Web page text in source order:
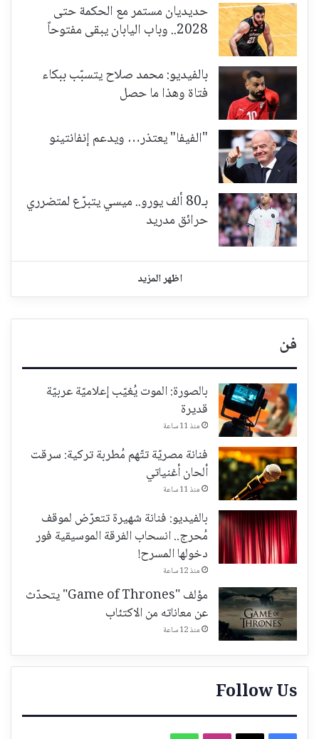
حديديان مستمر مع الحكمة حتى
2028.. وباب اليابان يبقى مفتوحاً
بالفيديو: محمد صلاح يتسبّب ببكاء
فتاة وهذا ما حصل
"الفيفا" يعتذر… ويدعم إنفانتينو
بـ80 ألف يورو.. ميسي يتبرّع لمتضرري
حرائق مدريد
اظهر المزيد
فن
بالصورة: الموت يُغيّب إعلاميّة عربيّة
قديرة
منذ 11 ساعة
فنانة مصريّة تتّهم مُطربة تركية: سرقت
ألحان أغنياتي
منذ 11 ساعة
بالفيديو: فنانة شهيرة تتعرّض لموقف
مُحرج.. انسحاب الفرقة الموسيقية فور
دخولها المسرح!
منذ 12 ساعة
مؤلف "Game of Thrones" يتحدّث
عن معاناته من الاكتئاب
منذ 12 ساعة
Follow Us